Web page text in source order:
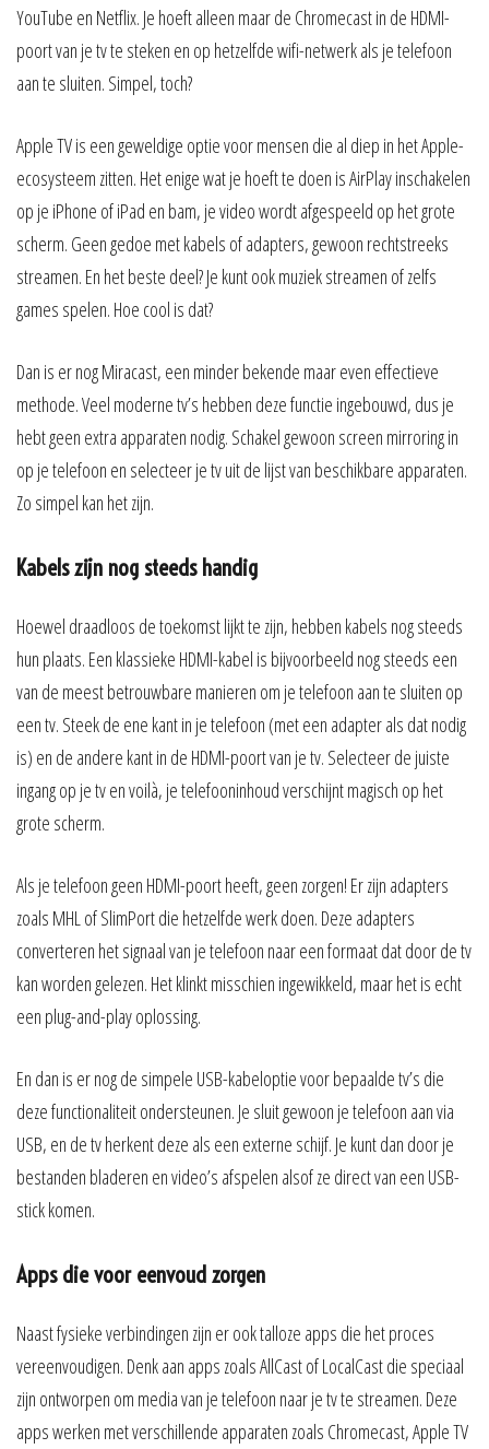
YouTube en Netflix. Je hoeft alleen maar de Chromecast in de HDMI-
poort van je tv te steken en op hetzelfde wifi-netwerk als je telefoon
aan te sluiten. Simpel, toch?
Apple TV is een geweldige optie voor mensen die al diep in het Apple-
ecosysteem zitten. Het enige wat je hoeft te doen is AirPlay inschakelen
op je iPhone of iPad en bam, je video wordt afgespeeld op het grote
scherm. Geen gedoe met kabels of adapters, gewoon rechtstreeks
streamen. En het beste deel? Je kunt ook muziek streamen of zelfs
games spelen. Hoe cool is dat?
Dan is er nog Miracast, een minder bekende maar even effectieve
methode. Veel moderne tv’s hebben deze functie ingebouwd, dus je
hebt geen extra apparaten nodig. Schakel gewoon screen mirroring in
op je telefoon en selecteer je tv uit de lijst van beschikbare apparaten.
Zo simpel kan het zijn.
Kabels zijn nog steeds handig
Hoewel draadloos de toekomst lijkt te zijn, hebben kabels nog steeds
hun plaats. Een klassieke HDMI-kabel is bijvoorbeeld nog steeds een
van de meest betrouwbare manieren om je telefoon aan te sluiten op
een tv. Steek de ene kant in je telefoon (met een adapter als dat nodig
is) en de andere kant in de HDMI-poort van je tv. Selecteer de juiste
ingang op je tv en voilà, je telefooninhoud verschijnt magisch op het
grote scherm.
Als je telefoon geen HDMI-poort heeft, geen zorgen! Er zijn adapters
zoals MHL of SlimPort die hetzelfde werk doen. Deze adapters
converteren het signaal van je telefoon naar een formaat dat door de tv
kan worden gelezen. Het klinkt misschien ingewikkeld, maar het is echt
een plug-and-play oplossing.
En dan is er nog de simpele USB-kabeloptie voor bepaalde tv’s die
deze functionaliteit ondersteunen. Je sluit gewoon je telefoon aan via
USB, en de tv herkent deze als een externe schijf. Je kunt dan door je
bestanden bladeren en video’s afspelen alsof ze direct van een USB-
stick komen.
Apps die voor eenvoud zorgen
Naast fysieke verbindingen zijn er ook talloze apps die het proces
vereenvoudigen. Denk aan apps zoals AllCast of LocalCast die speciaal
zijn ontworpen om media van je telefoon naar je tv te streamen. Deze
apps werken met verschillende apparaten zoals Chromecast, Apple TV